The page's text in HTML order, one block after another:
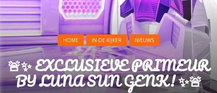
HOME IN-DE-KIJKER NIEUWS
🚨✨ EXCLUSIEVE PRIMEUR
BIJ LUNA SUN GENK! ✨🚨